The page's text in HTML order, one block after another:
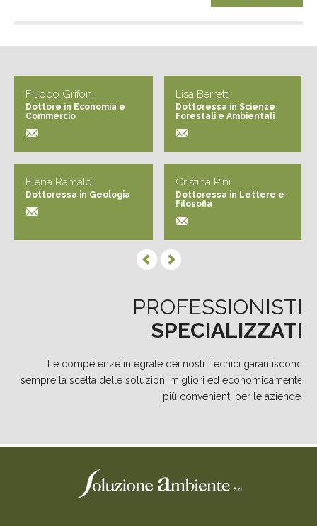
Filippo Grifoni
Dottore in Economia e
Commercio
Elena Ramaldi
Dottoressa in Geologia
Lisa Berretti
Dottoressa in Scienze
Forestali e Ambientali
Cristina Pini
Dottoressa in Lettere e
Filosofia
PROFESSIONISTI
SPECIALIZZATI
Le competenze integrate dei nostri tecnici garantiscono
sempre la scelta delle soluzioni migliori ed economicamente
più convenienti per le aziende.